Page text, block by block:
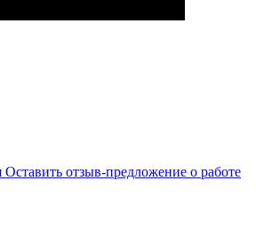
Оставить отзыв-предложение о работе